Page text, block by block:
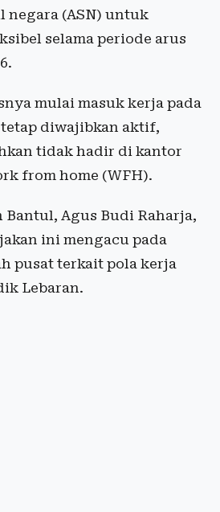
negara (ASN) untuk
selama periode arus
mulai masuk kerja pada
tetap diwajibkan aktif,
tidak hadir di kantor
from home (WFH).
Bantul, Agus Budi Raharja,
ini mengacu pada
pusat terkait pola kerja
Lebaran.